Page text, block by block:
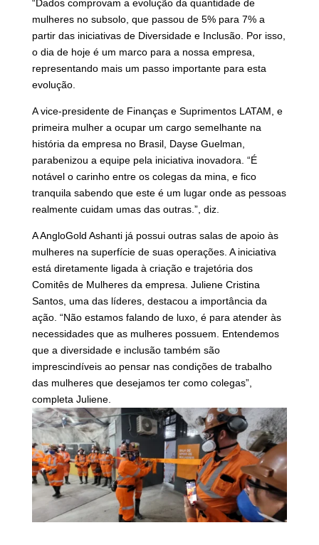
“Dados comprovam a evolução da quantidade de
mulheres no subsolo, que passou de 5% para 7% a
partir das iniciativas de Diversidade e Inclusão. Por isso,
o dia de hoje é um marco para a nossa empresa,
representando mais um passo importante para esta
evolução.
A vice-presidente de Finanças e Suprimentos LATAM, e
primeira mulher a ocupar um cargo semelhante na
história da empresa no Brasil, Dayse Guelman,
parabenizou a equipe pela iniciativa inovadora. “É
notável o carinho entre os colegas da mina, e fico
tranquila sabendo que este é um lugar onde as pessoas
realmente cuidam umas das outras.”, diz.
A AngloGold Ashanti já possui outras salas de apoio às
mulheres na superfície de suas operações. A iniciativa
está diretamente ligada à criação e trajetória dos
Comitês de Mulheres da empresa. Juliene Cristina
Santos, uma das líderes, destacou a importância da
ação. “Não estamos falando de luxo, é para atender às
necessidades que as mulheres possuem. Entendemos
que a diversidade e inclusão também são
imprescindíveis ao pensar nas condições de trabalho
das mulheres que desejamos ter como colegas”,
completa Juliene.